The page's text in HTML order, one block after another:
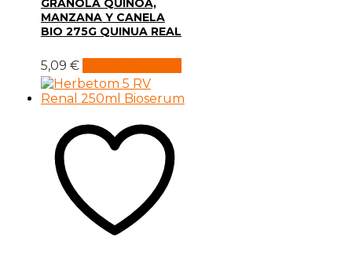
GRANOLA QUINOA,
MANZANA Y CANELA
BIO 275G QUINUA REAL
5,09 €